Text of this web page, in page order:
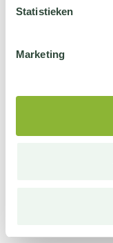
Statistieken
Marketing